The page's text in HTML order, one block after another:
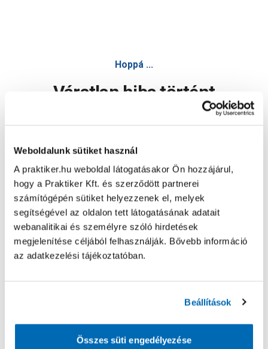
Weboldalunk sütiket használ
A praktiker.hu weboldal látogatásakor Ön hozzájárul,
hogy a Praktiker Kft. és szerződött partnerei
számítógépén sütiket helyezzenek el, melyek
segítségével az oldalon tett látogatásának adatait
webanalitikai és személyre szóló hirdetések
megjelenítése céljából felhasználják. Bővebb információ
az adatkezelési tájékoztatóban.
Beállítások
Összes süti engedélyezése
Hoppá ...
Váratlan hiba történt
Oldal újratöltése